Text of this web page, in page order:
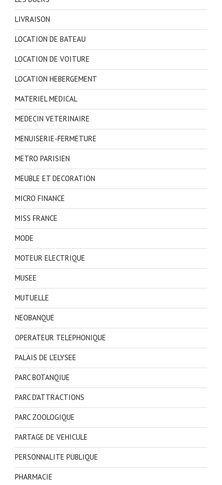
LIVRAISON
LOCATION DE BATEAU
LOCATION DE VOITURE
LOCATION HEBERGEMENT
MATERIEL MEDICAL
MEDECIN VETERINAIRE
MENUISERIE-FERMETURE
METRO PARISIEN
MEUBLE ET DECORATION
MICRO FINANCE
MISS FRANCE
MODE
MOTEUR ELECTRIQUE
MUSEE
MUTUELLE
NEOBANQUE
OPERATEUR TELEPHONIQUE
PALAIS DE L'ELYSEE
PARC BOTANQIUE
PARC D'ATTRACTIONS
PARC ZOOLOGIQUE
PARTAGE DE VEHICULE
PERSONNALITE PUBLIQUE
PHARMACIE